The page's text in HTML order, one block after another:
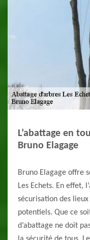
L’abattage en
Bruno Elagage
Bruno Elagage offre
Les Echets. En effet,
sécurisation des
potentiels. Que ce
d’abattage ne doit